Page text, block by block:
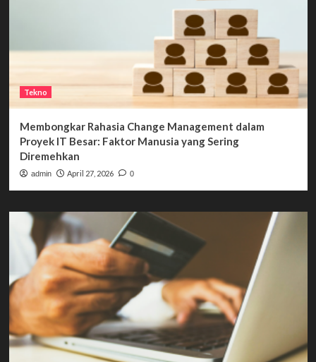
Tekno
Membongkar Rahasia Change Management dalam
Proyek IT Besar: Faktor Manusia yang Sering
Diremehkan
admin April 27, 2026 0